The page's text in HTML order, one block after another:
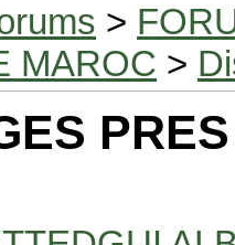
>
MAROC >